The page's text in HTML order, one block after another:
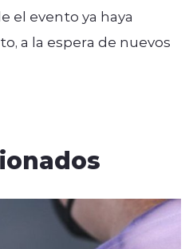
el evento ya haya
a la espera de nuevos